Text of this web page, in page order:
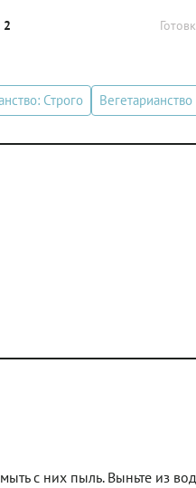
2
Строго Вегетарианство
с них пыль. Выньте из